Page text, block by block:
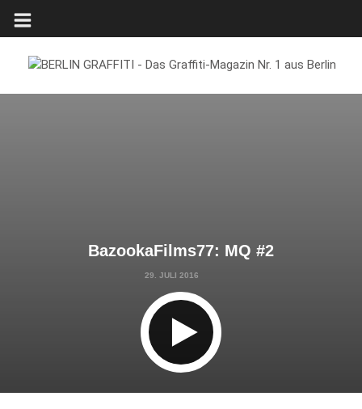
BazookaFilms77: MQ #2
29. JULI 2016